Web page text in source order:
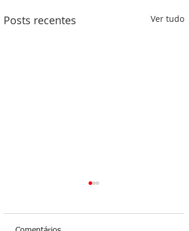
Posts recentes Ver tudo